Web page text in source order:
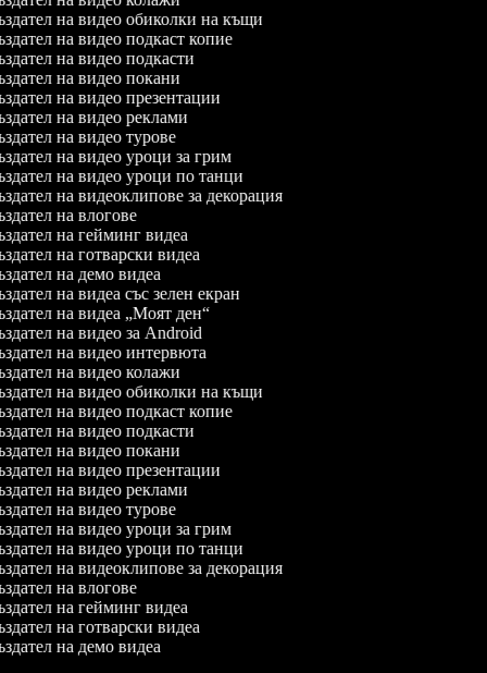
на видео обиколки на къщи
на видео подкаст копие
на видео подкасти
на видео покани
на видео презентации
на видео реклами
на видео турове
на видео уроци за грим
на видео уроци по танци
на видеоклипове за декорация
на влогове
на гейминг видеа
на готварски видеа
на демо видеа
на видеа със зелен екран
на видеа „Моят ден“
на видео за Android
на видео интервюта
на видео колажи
на видео обиколки на къщи
на видео подкаст копие
на видео подкасти
на видео покани
на видео презентации
на видео реклами
на видео турове
на видео уроци за грим
на видео уроци по танци
на видеоклипове за декорация
на влогове
на гейминг видеа
на готварски видеа
на демо видеа